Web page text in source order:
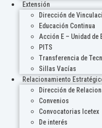
Extensión
Dirección de
Educación Continua
Acción E – Unidad de
PITS
Transferencia de
Sillas Vacías
Relacionamiento
Dirección de
Convenios
Convocatorias Icetex
De interés